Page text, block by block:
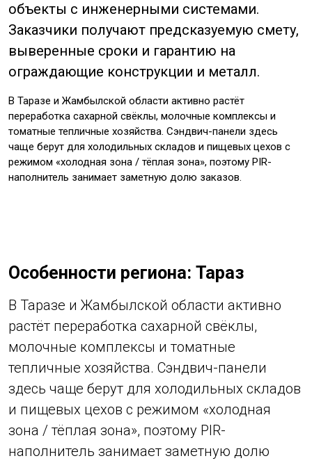
объекты с инженерными системами.
Заказчики получают предсказуемую смету,
выверенные сроки и гарантию на
ограждающие конструкции и металл.
В Таразе и Жамбылской области активно растёт
переработка сахарной свёклы, молочные комплексы и
томатные тепличные хозяйства. Сэндвич-панели здесь
чаще берут для холодильных складов и пищевых цехов с
режимом «холодная зона / тёплая зона», поэтому PIR-
наполнитель занимает заметную долю заказов.
Особенности региона: Тараз
В Таразе и Жамбылской области активно
растёт переработка сахарной свёклы,
молочные комплексы и томатные
тепличные хозяйства. Сэндвич-панели
здесь чаще берут для холодильных складов
и пищевых цехов с режимом «холодная
зона / тёплая зона», поэтому PIR-
наполнитель занимает заметную долю